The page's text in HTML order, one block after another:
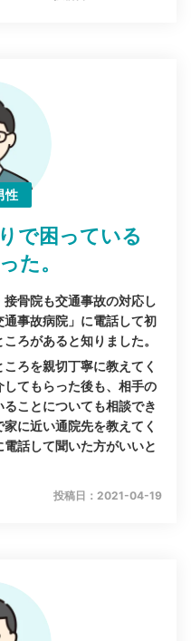
性
で困っている
た。
骨院も交通事故の対応し
事故病院」に電話して初
ろがあると知りました。
ろを親切丁寧に教えてく
てもらった後も、相手の
ことについても相談でき
に近い通院先を教えてく
話して聞いた方がいいと
投稿日：2021-04-19